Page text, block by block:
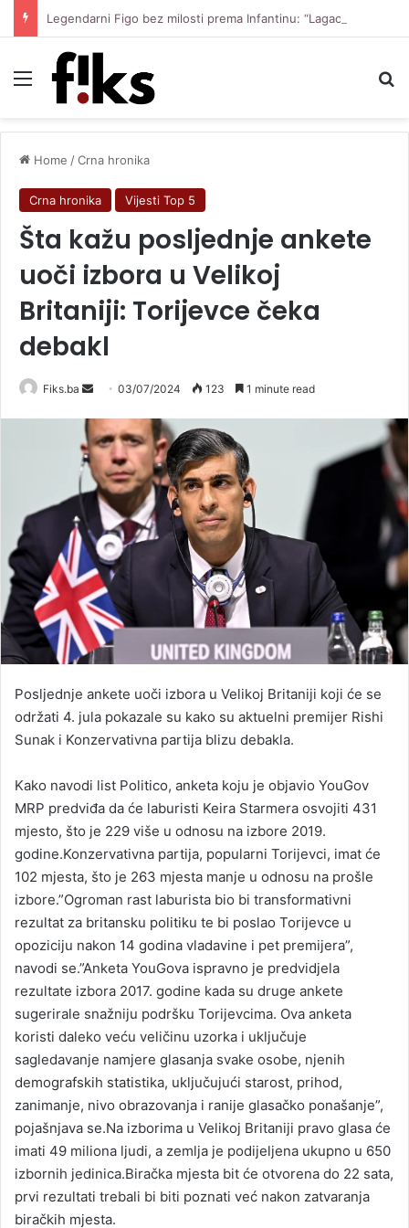
Menu
Home /Crna hronika
Crna hronika Vijesti Top 5
Šta kažu posljednje ankete
uoči izbora u Velikoj
Britaniji: Torijevce čeka
debakl
Fiks.ba
Send
email
03/07/2024 123 1 minute read
Posljednje ankete uoči izbora u Velikoj Britaniji koji će se
održati 4. jula pokazale su kako su aktuelni premijer Rishi
Sunak i Konzervativna partija blizu debakla.
Kako navodi list Politico, anketa koju je objavio YouGov
MRP predviđa da će laburisti Keira Starmera osvojiti 431
mjesto, što je 229 više u odnosu na izbore 2019.
godine.Konzervativna partija, popularni Torijevci, imat će
102 mjesta, što je 263 mjesta manje u odnosu na prošle
izbore.”Ogroman rast laburista bio bi transformativni
rezultat za britansku politiku te bi poslao Torijevce u
opoziciju nakon 14 godina vladavine i pet premijera”,
navodi se.”Anketa YouGova ispravno je predvidjela
rezultate izbora 2017. godine kada su druge ankete
sugerirale snažniju podršku Torijevcima. Ova anketa
koristi daleko veću veličinu uzorka i uključuje
sagledavanje namjere glasanja svake osobe, njenih
demografskih statistika, uključujući starost, prihod,
zanimanje, nivo obrazovanja i ranije glasačko ponašanje”,
pojašnjava se.Na izborima u Velikoj Britaniji pravo glasa će
imati 49 miliona ljudi, a zemlja je podijeljena ukupno u 650
izbornih jedinica.Biračka mjesta bit će otvorena do 22 sata,
prvi rezultati trebali bi biti poznati već nakon zatvaranja
biračkih mjesta.